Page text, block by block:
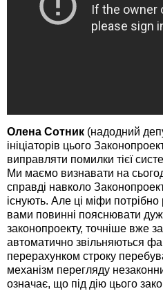
Олена Сотник (надодний
ініціаторів цього
виправляти помилки тієї
Ми маємо визнавати на
справді навколо
існують. Але ці міфи потрібно
вами повинні пояснювати
законопроекту, точніше вже
автоматично звільняються
перерахунком строку
механізм перегляду
означає, що під дію цього